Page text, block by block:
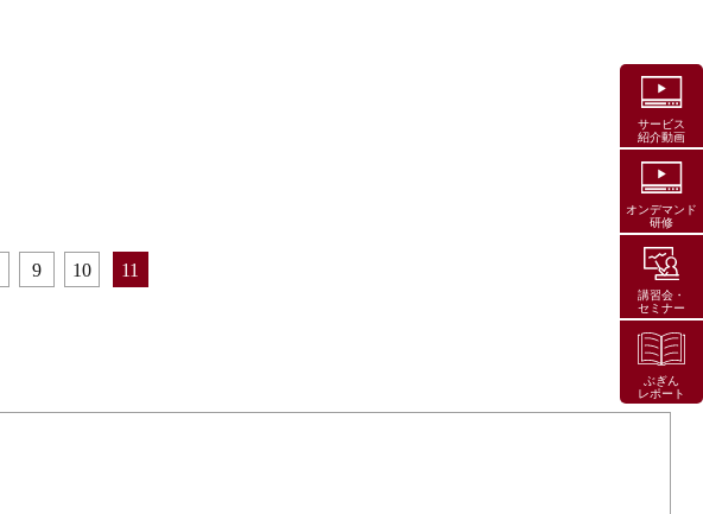
9 10 11
サービス
紹介動画
オンデマンド
研修
講習会・
セミナー
ぶぎん
レポート